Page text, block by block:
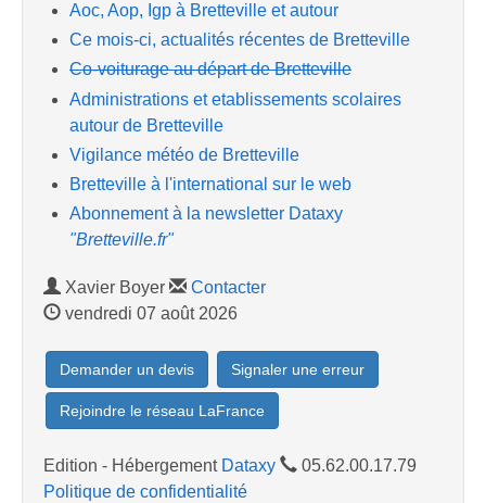
Aoc, Aop, Igp à Bretteville et autour
Ce mois-ci, actualités récentes de Bretteville
Co-voiturage au départ de Bretteville
Administrations et etablissements scolaires
autour de Bretteville
Vigilance météo de Bretteville
Bretteville à l'international sur le web
Abonnement à la newsletter Dataxy
"Bretteville.fr"
Xavier Boyer
Contacter
vendredi 07 août 2026
Demander un devis Signaler une erreur
Rejoindre le réseau LaFrance
Edition - Hébergement Dataxy
05.62.00.17.79
Politique de confidentialité